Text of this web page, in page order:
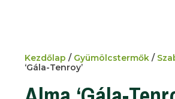
Kezdőlap / Gyümölcstermők /
‘Gála-Tenroy’